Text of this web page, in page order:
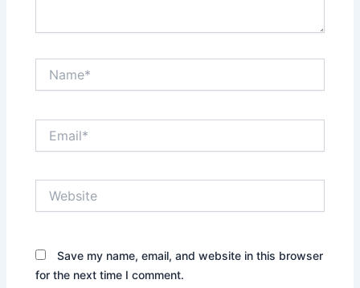
Save my name, email, and website in this browser
for the next time I comment.